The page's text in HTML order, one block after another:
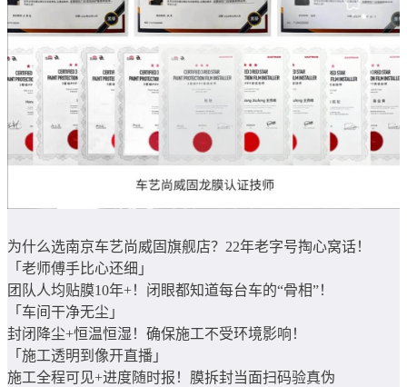
为什么选南京车艺尚威固旗舰店？22年老字号掏心窝话！
「老师傅手比心还细」
团队人均贴膜10年+！闭眼都知道每台车的“骨相”！
「车间干净无尘」
封闭降尘+恒温恒湿！确保施工不受环境影响！
「施工透明到像开直播」
施工全程可见+进度随时报！膜拆封当面扫码验真伪